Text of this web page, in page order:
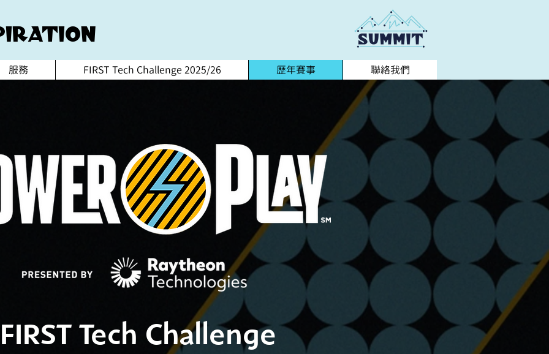
服務 FIRST Tech Challenge 2025/26 歷年賽事 聯絡我們
FIRST Tech Challenge